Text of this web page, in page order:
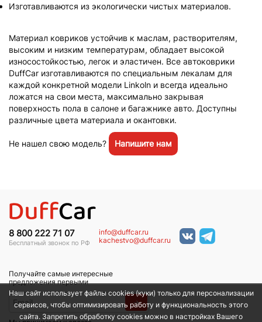
Изготавливаются из экологически чистых материалов.
Материал ковриков устойчив к маслам, растворителям,
высоким и низким температурам, обладает высокой
износостойкостью, легок и эластичен. Все автоковрики
DuffCar изготавливаются по специальным лекалам для
каждой конкретной модели Linkoln и всегда идеально
ложатся на свои места, максимально закрывая
поверхность пола в салоне и багажнике авто. Доступны
различные цвета материала и окантовки.
Не нашел свою модель? Напишите нам
8 800 222 71 07
Бесплатный звонок по РФ
info@duffcar.ru
kachestvo@duffcar.ru
Получайте самые интересные
предложения первыми
→
Наш сайт использует файлы cookies (куки) только для персонализации
сервисов, чтобы оптимизировать работу и функциональность этого
сайта. Запретить обработку cookies можно в настройках Вашего